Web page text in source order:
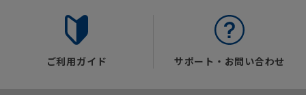
ご利用ガイド サポート・お問い合わせ